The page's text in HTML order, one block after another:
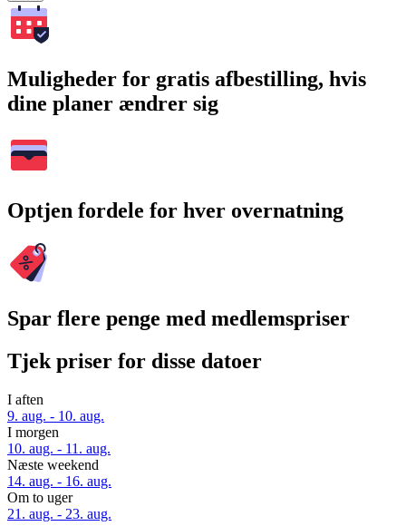
Muligheder for gratis afbestilling, hvis
dine planer ændrer sig
Optjen fordele for hver overnatning
Spar flere penge med medlemspriser
Tjek priser for disse datoer
I aften
9. aug. - 10. aug.
I morgen
10. aug. - 11. aug.
Næste weekend
14. aug. - 16. aug.
Om to uger
21. aug. - 23. aug.